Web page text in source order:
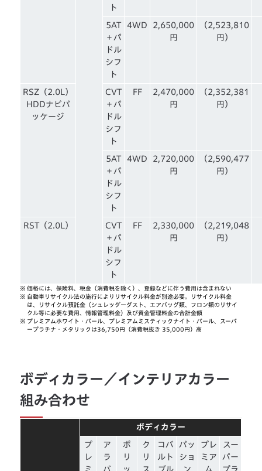
ト
5AT
＋パ
ドル
シフ
ト
4WD
2,650,000
円
（2,523,810
円）
RSZ（2.0L）
HDDナビパ
ッケージ
CVT
＋パ
ドル
シフ
ト
FF
2,470,000
円
（2,352,381
円）
5AT
＋パ
ドル
シフ
ト
4WD
2,720,000
円
（2,590,477
円）
RST（2.0L）
CVT
＋パ
ドル
シフ
ト
FF
2,330,000
円
（2,219,048
円）
※ 価格には、保険料、税金（消費税を除く）、登録などに伴う費用は含まれない
※ 自動車リサイクル法の施行によりリサイクル料金が別途必要。リサイクル料金
は、リサイクル預託金（シュレッダーダスト、エアバッグ類、フロン類のリサイ
クル等に必要な費用、情報管理料金）及び資金管理料金の合計金額
※ プレミアムホワイト・パール、プレミアムミスティックナイト・パール、スーパ
ープラチナ・メタリックは36,750円（消費税抜き 35,000円）高
ボディカラー／インテリアカラー
組み合わせ
ボディカラー
プ
レ
ミ
ア
ラ
バ
ポ
リ
ッ
ク
リ
ス
コバ
ルト
ブル
パッ
ショ
ン
プレ
ミア
ム
スー
パー
プラ